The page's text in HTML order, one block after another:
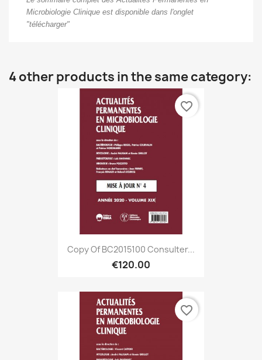
Microbiologie Clinique est disponible dans l'onglet
"télécharger"
4 other products in the same category:
Copy Of BC2015100 Consulter...
€120.00
favorite_border
favorite_border